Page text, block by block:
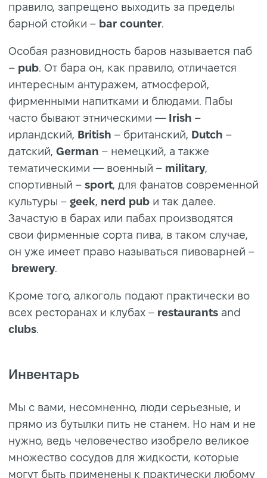
правило, запрещено выходить за пределы
барной стойки – bar counter.
Особая разновидность баров называется паб
– pub. От бара он, как правило, отличается
интересным антуражем, атмосферой,
фирменными напитками и блюдами. Пабы
часто бывают этническими — Irish –
ирландский, British – британский, Dutch –
датский, German – немецкий, а также
тематическими — военный – military,
спортивный – sport, для фанатов современной
культуры – geek, nerd pub и так далее.
Зачастую в барах или пабах производятся
свои фирменные сорта пива, в таком случае,
он уже имеет право называться пивоварней –
brewery.
Кроме того, алкоголь подают практически во
всех ресторанах и клубах – restaurants and
clubs.
Инвентарь
Мы с вами, несомненно, люди серьезные, и
прямо из бутылки пить не станем. Но нам и не
нужно, ведь человечество изобрело великое
множество сосудов для жидкости, которые
могут быть применены к практически любому